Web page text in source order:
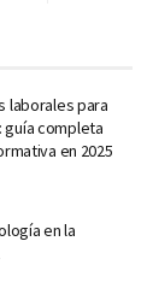
laborales para
guía completa
en 2025
en la